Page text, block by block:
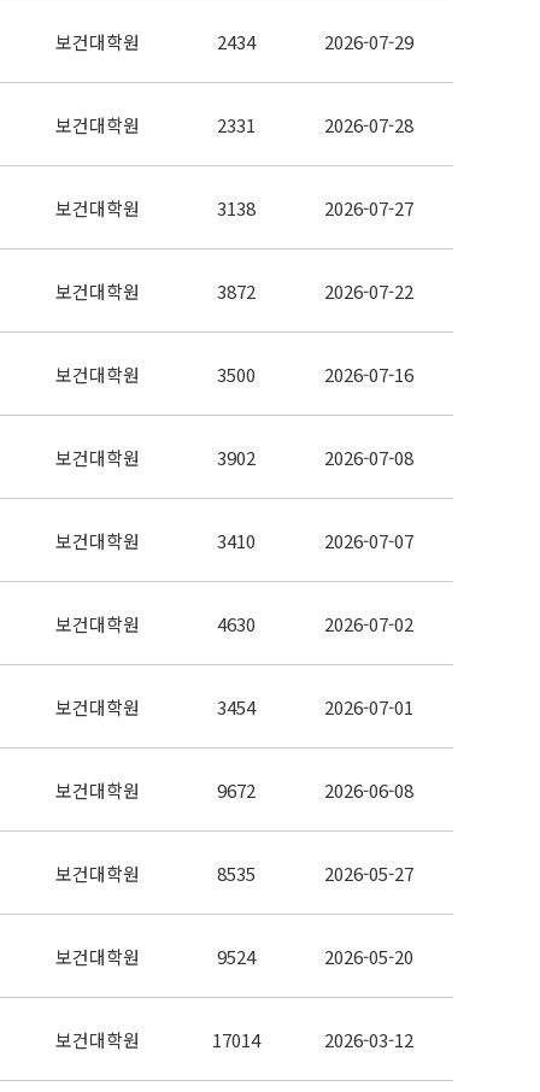
보건대학원 2434 2026-07-29
보건대학원 2331 2026-07-28
보건대학원 3138 2026-07-27
보건대학원 3872 2026-07-22
보건대학원 3500 2026-07-16
보건대학원 3902 2026-07-08
보건대학원 3410 2026-07-07
보건대학원 4630 2026-07-02
보건대학원 3454 2026-07-01
보건대학원 9672 2026-06-08
보건대학원 8535 2026-05-27
보건대학원 9524 2026-05-20
보건대학원 17014 2026-03-12